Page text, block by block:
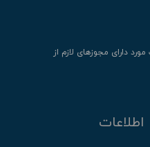
دارای مجوزهای لازم از
اطلاعات